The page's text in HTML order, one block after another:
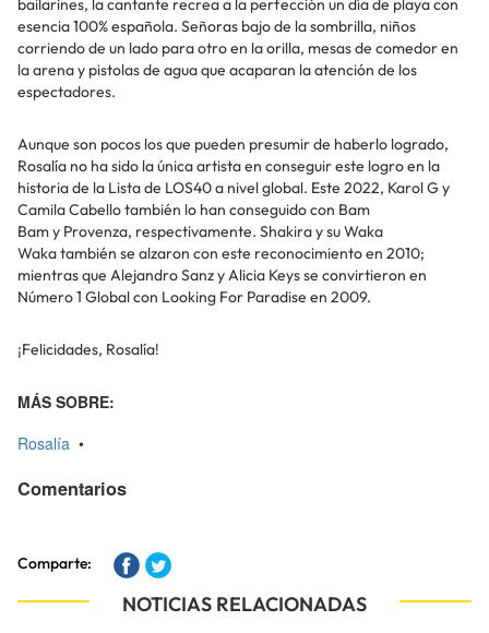
bailarines, la cantante recrea a la perfección un día de playa con
esencia 100% española. Señoras bajo de la sombrilla, niños
corriendo de un lado para otro en la orilla, mesas de comedor en
la arena y pistolas de agua que acaparan la atención de los
espectadores.
Aunque son pocos los que pueden presumir de haberlo logrado,
Rosalía no ha sido la única artista en conseguir este logro en la
historia de la Lista de LOS40 a nivel global. Este 2022, Karol G y
Camila Cabello también lo han conseguido con Bam
Bam y Provenza, respectivamente. Shakira y su Waka
Waka también se alzaron con este reconocimiento en 2010;
mientras que Alejandro Sanz y Alicia Keys se convirtieron en
Número 1 Global con Looking For Paradise en 2009.
¡Felicidades, Rosalía!
MÁS SOBRE:
Rosalía •
Comentarios
Comparte:
NOTICIAS RELACIONADAS